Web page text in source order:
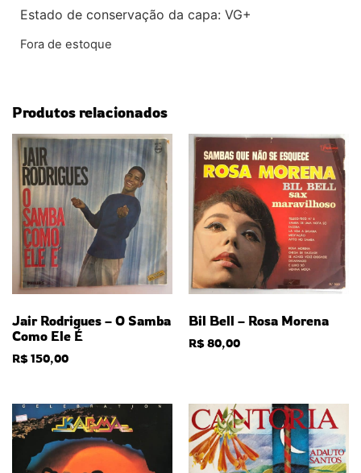
Estado de conservação da capa: VG+
Fora de estoque
Produtos relacionados
Jair Rodrigues – O Samba
Como Ele É
R$150,00
Bil Bell – Rosa Morena
R$80,00